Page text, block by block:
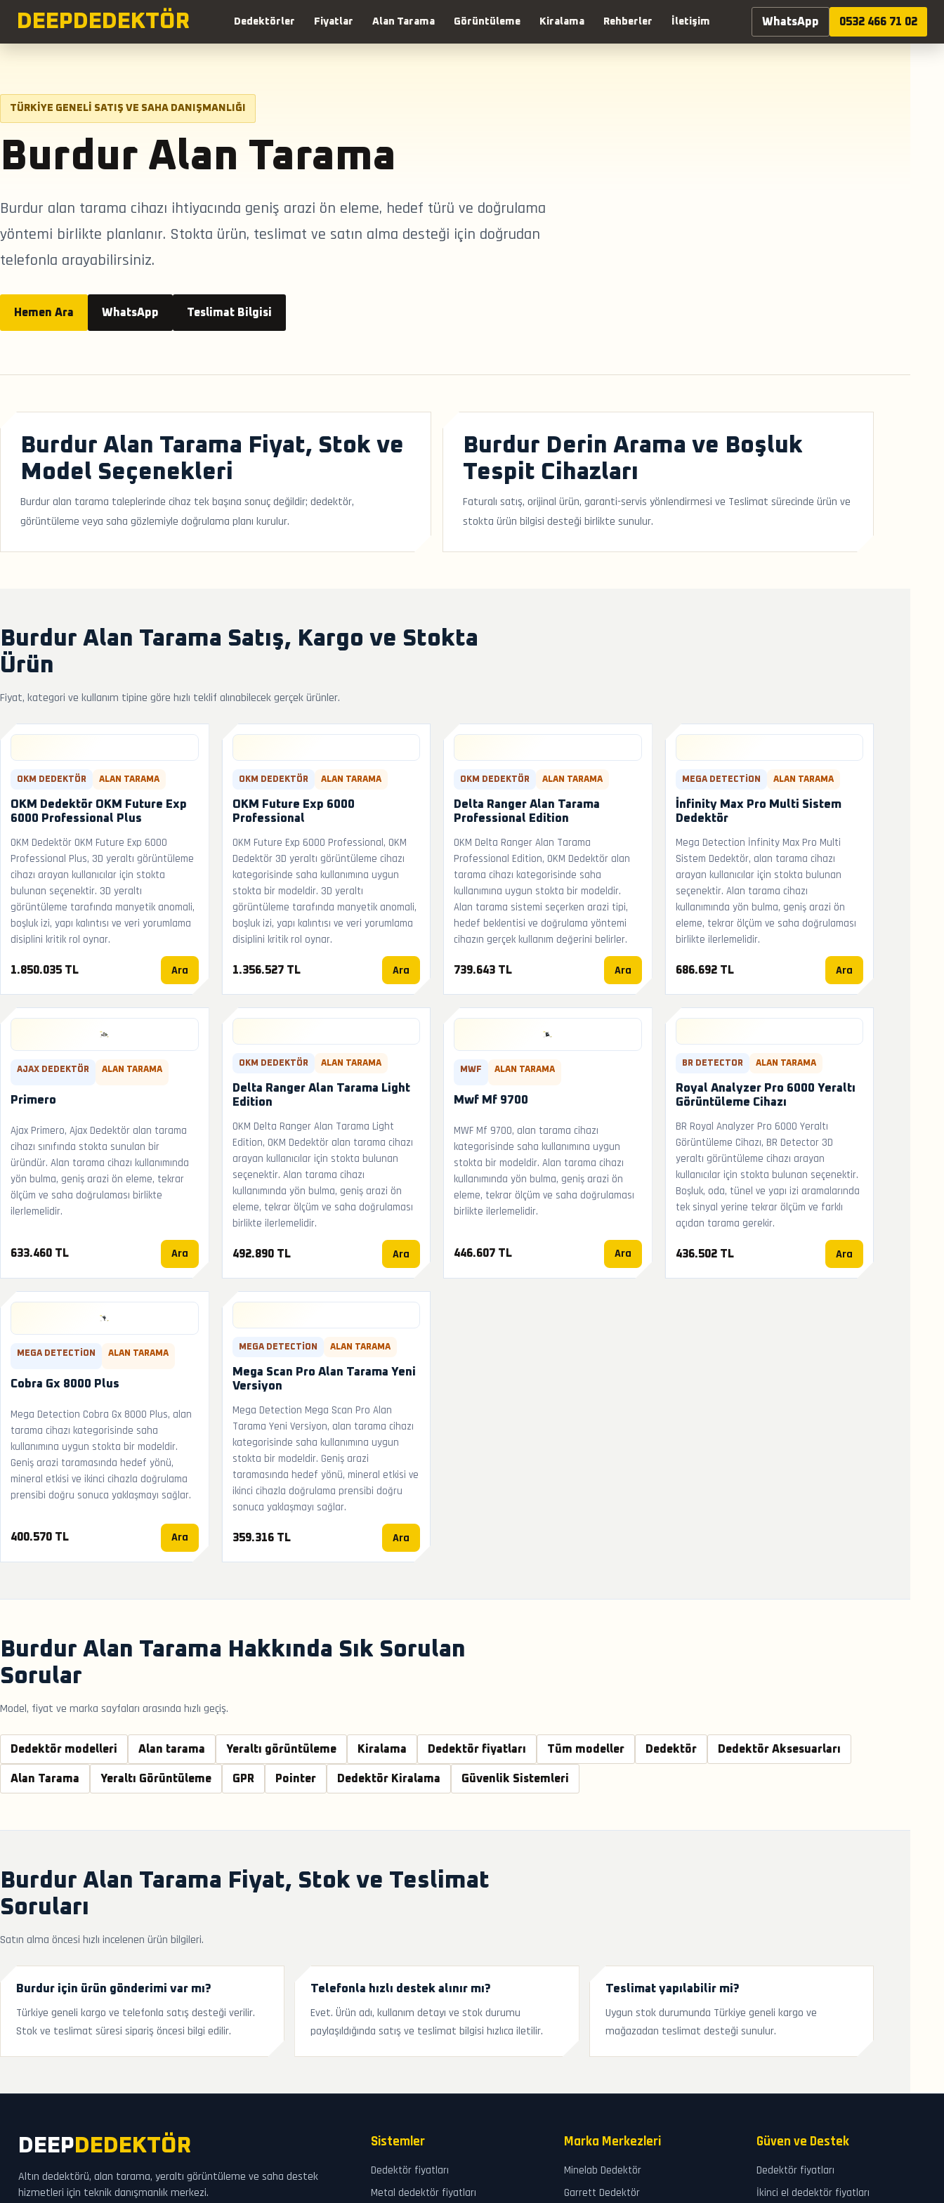
DEEP DEDEKTÖR Dedektörler Fiyatlar Alan Tarama Görüntüleme Kiralama Rehberler İletişim WhatsApp 0532 466 71 02
TÜRKIYE GENELI SATIŞ VE SAHA DANIŞMANLIĞI
Burdur Alan Tarama
Burdur alan tarama cihazı ihtiyacında geniş arazi ön eleme, hedef türü ve doğrulama
yöntemi birlikte planlanır. Stokta ürün, teslimat ve satın alma desteği için doğrudan
telefonla arayabilirsiniz.
Hemen Ara WhatsApp Teslimat Bilgisi
Burdur Alan Tarama Fiyat, Stok ve
Model Seçenekleri
Burdur alan tarama taleplerinde cihaz tek başına sonuç değildir; dedektör,
görüntüleme veya saha gözlemiyle doğrulama planı kurulur.
Burdur Derin Arama ve Boşluk
Tespit Cihazları
Faturalı satış, orijinal ürün, garanti-servis yönlendirmesi ve Teslimat sürecinde ürün ve
stokta ürün bilgisi desteği birlikte sunulur.
Burdur Alan Tarama Satış, Kargo ve Stokta
Ürün
Fiyat, kategori ve kullanım tipine göre hızlı teklif alınabilecek gerçek ürünler.
OKM DEDEKTÖR ALAN TARAMA
OKM Dedektör OKM Future Exp
6000 Professional Plus
OKM Dedektör OKM Future Exp 6000
Professional Plus, 3D yeraltı görüntüleme
cihazı arayan kullanıcılar için stokta
bulunan seçenektir. 3D yeraltı
görüntüleme tarafında manyetik anomali,
boşluk izi, yapı kalıntısı ve veri yorumlama
disiplini kritik rol oynar.
1.850.035 TL Ara
OKM DEDEKTÖR ALAN TARAMA
OKM Future Exp 6000
Professional
OKM Future Exp 6000 Professional, OKM
Dedektör 3D yeraltı görüntüleme cihazı
kategorisinde saha kullanımına uygun
stokta bir modeldir. 3D yeraltı
görüntüleme tarafında manyetik anomali,
boşluk izi, yapı kalıntısı ve veri yorumlama
disiplini kritik rol oynar.
1.356.527 TL Ara
OKM DEDEKTÖR ALAN TARAMA
Delta Ranger Alan Tarama
Professional Edition
OKM Delta Ranger Alan Tarama
Professional Edition, OKM Dedektör alan
tarama cihazı kategorisinde saha
kullanımına uygun stokta bir modeldir.
Alan tarama sistemi seçerken arazi tipi,
hedef beklentisi ve doğrulama yöntemi
cihazın gerçek kullanım değerini belirler.
739.643 TL Ara
MEGA DETECTION ALAN TARAMA
İnfinity Max Pro Multi Sistem
Dedektör
Mega Detection İnfinity Max Pro Multi
Sistem Dedektör, alan tarama cihazı
arayan kullanıcılar için stokta bulunan
seçenektir. Alan tarama cihazı
kullanımında yön bulma, geniş arazi ön
eleme, tekrar ölçüm ve saha doğrulaması
birlikte ilerlemelidir.
686.692 TL Ara
AJAX DEDEKTÖR ALAN TARAMA
Primero
Ajax Primero, Ajax Dedektör alan tarama
cihazı sınıfında stokta sunulan bir
üründür. Alan tarama cihazı kullanımında
yön bulma, geniş arazi ön eleme, tekrar
ölçüm ve saha doğrulaması birlikte
ilerlemelidir.
633.460 TL Ara
OKM DEDEKTÖR ALAN TARAMA
Delta Ranger Alan Tarama Light
Edition
OKM Delta Ranger Alan Tarama Light
Edition, OKM Dedektör alan tarama cihazı
arayan kullanıcılar için stokta bulunan
seçenektir. Alan tarama cihazı
kullanımında yön bulma, geniş arazi ön
eleme, tekrar ölçüm ve saha doğrulaması
birlikte ilerlemelidir.
492.890 TL Ara
MWF ALAN TARAMA
Mwf Mf 9700
MWF Mf 9700, alan tarama cihazı
kategorisinde saha kullanımına uygun
stokta bir modeldir. Alan tarama cihazı
kullanımında yön bulma, geniş arazi ön
eleme, tekrar ölçüm ve saha doğrulaması
birlikte ilerlemelidir.
446.607 TL Ara
BR DETECTOR ALAN TARAMA
Royal Analyzer Pro 6000 Yeraltı
Görüntüleme Cihazı
BR Royal Analyzer Pro 6000 Yeraltı
Görüntüleme Cihazı, BR Detector 3D
yeraltı görüntüleme cihazı arayan
kullanıcılar için stokta bulunan seçenektir.
Boşluk, oda, tünel ve yapı izi aramalarında
tek sinyal yerine tekrar ölçüm ve farklı
açıdan tarama gerekir.
436.502 TL Ara
MEGA DETECTION ALAN TARAMA
Cobra Gx 8000 Plus
Mega Detection Cobra Gx 8000 Plus, alan
tarama cihazı kategorisinde saha
kullanımına uygun stokta bir modeldir.
Geniş arazi taramasında hedef yönü,
mineral etkisi ve ikinci cihazla doğrulama
prensibi doğru sonuca yaklaşmayı sağlar.
400.570 TL Ara
MEGA DETECTION ALAN TARAMA
Mega Scan Pro Alan Tarama Yeni
Versiyon
Mega Detection Mega Scan Pro Alan
Tarama Yeni Versiyon, alan tarama cihazı
kategorisinde saha kullanımına uygun
stokta bir modeldir. Geniş arazi
taramasında hedef yönü, mineral etkisi ve
ikinci cihazla doğrulama prensibi doğru
sonuca yaklaşmayı sağlar.
359.316 TL Ara
Burdur Alan Tarama Hakkında Sık Sorulan
Sorular
Model, fiyat ve marka sayfaları arasında hızlı geçiş.
Dedektör modelleri Alan tarama Yeraltı görüntüleme Kiralama Dedektör fiyatları Tüm modeller Dedektör Dedektör Aksesuarları
Alan Tarama Yeraltı Görüntüleme GPR Pointer Dedektör Kiralama Güvenlik Sistemleri
Burdur Alan Tarama Fiyat, Stok ve Teslimat
Soruları
Satın alma öncesi hızlı incelenen ürün bilgileri.
Burdur için ürün gönderimi var mı?
Türkiye geneli kargo ve telefonla satış desteği verilir.
Stok ve teslimat süresi sipariş öncesi bilgi edilir.
Telefonla hızlı destek alınır mı?
Evet. Ürün adı, kullanım detayı ve stok durumu
paylaşıldığında satış ve teslimat bilgisi hızlıca iletilir.
Teslimat yapılabilir mi?
Uygun stok durumunda Türkiye geneli kargo ve
mağazadan teslimat desteği sunulur.
DEEP DEDEKTÖR
Altın dedektörü, alan tarama, yeraltı görüntüleme ve saha destek
hizmetleri için teknik danışmanlık merkezi.
Sistemler
Dedektör fiyatları
Metal dedektör fiyatları
Marka Merkezleri
Minelab Dedektör
Garrett Dedektör
Güven ve Destek
Dedektör fiyatları
İkinci el dedektör fiyatları